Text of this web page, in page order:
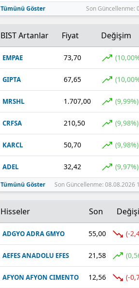
Tümünü Göster Son Güncellenme:
BIST Artanlar Fiyat Değişim
EMPAE 73,70
GIPTA 67,65
MRSHL 1.707,00 (9,99%)
CRFSA 210,50 (9,98%)
KARCL 50,70 (9,98%)
ADEL 32,42 (9,97%)
Tümünü Göster Son Güncellenme: 08.08.2026
Hisseler Son
ADGYO ADRA GMYO 55,00 (-
AEFES ANADOLU EFES 21,58
AFYON AFYON CIMENTO 12,56 (-